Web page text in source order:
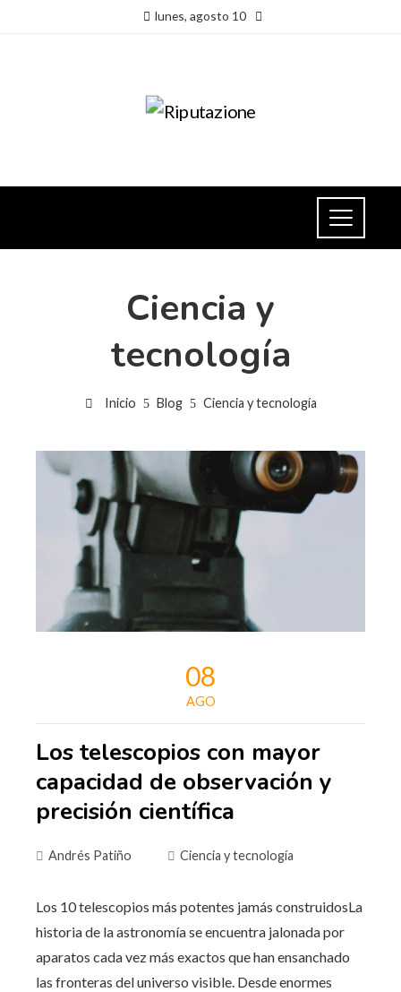
lunes, agosto 10
Ciencia y
tecnología
Inicio Blog Ciencia y tecnología
08
AGO
Los telescopios con mayor
capacidad de observación y
precisión científica
Andrés Patiño Ciencia y tecnología
Los 10 telescopios más potentes jamás construidosLa
historia de la astronomía se encuentra jalonada por
aparatos cada vez más exactos que han ensanchado
las fronteras del universo visible. Desde enormes